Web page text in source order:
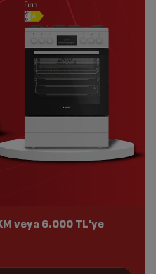
veya 6.000 TL'ye